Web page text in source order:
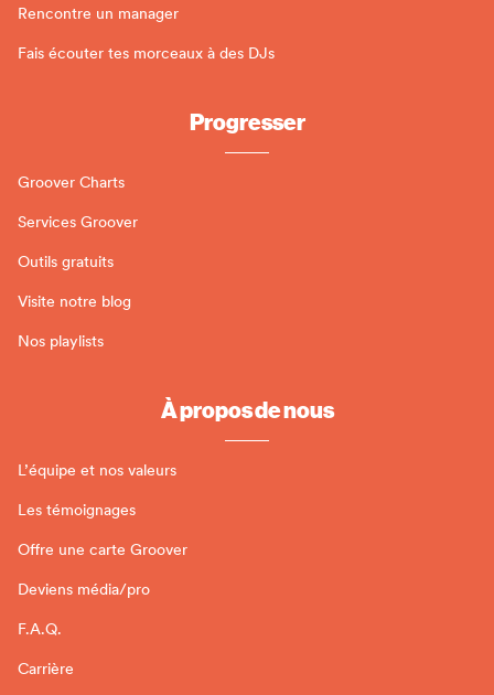
Rencontre un manager
Fais écouter tes morceaux à des DJs
Progresser
Groover Charts
Services Groover
Outils gratuits
Visite notre blog
Nos playlists
À propos de nous
L’équipe et nos valeurs
Les témoignages
Offre une carte Groover
Deviens média/pro
F.A.Q.
Carrière